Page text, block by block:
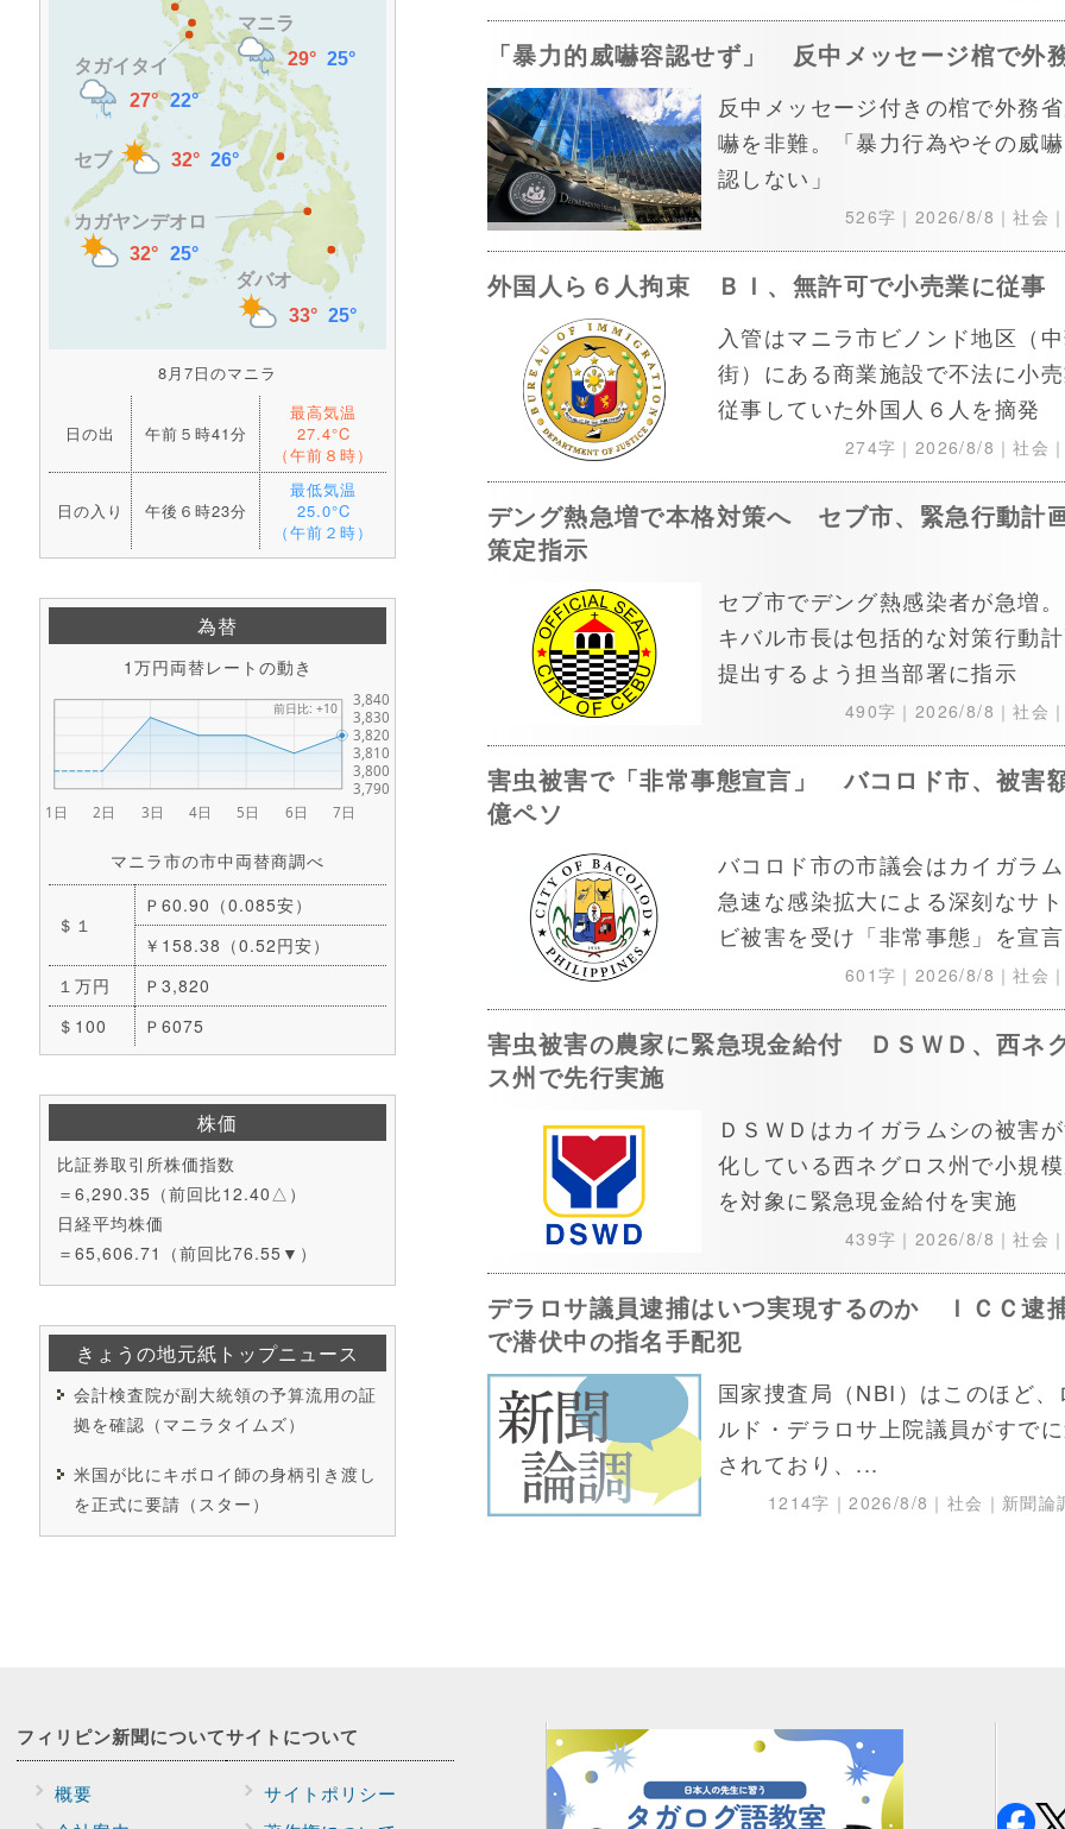
8月7日のマニラ
日の出 午前５時41分
最高気温
27.4°C
（午前８時）
日の入り 午後６時23分
最低気温
25.0°C
（午前２時）
為替
1万円両替レートの動き
マニラ市の市中両替商調べ
＄１
Ｐ60.90（0.085安）
￥158.38（0.52円安）
１万円
Ｐ3,820
＄100
Ｐ6075
株価
比証券取引所株価指数
＝6,290.35（前回比12.40△）
日経平均株価
＝65,606.71（前回比76.55▼）
きょうの地元紙トップニュース
会計検査院が副大統領の予算流用の証
拠を確認（マニラタイムズ）
米国が比にキボロイ師の身柄引き渡し
を正式に要請（スター）
「暴力的威嚇容認せず」 反中メッセージ棺で外
反中メッセージ付きの棺で外務
嚇を非難。「暴力行為やその威
認しない」
526字｜ 2026/8/8 ｜社会｜
外国人ら６人拘束 ＢＩ、無許可で小売業に従事
入管はマニラ市ビノンド地区（
街）にある商業施設で不法に小
従事していた外国人６人を摘発
274字｜ 2026/8/8 ｜社会｜
デング熱急増で本格対策へ セブ市、緊急行動計
策定指示
セブ市でデング熱感染者が急増
キバル市長は包括的な対策行動
提出するよう担当部署に指示
490字｜ 2026/8/8 ｜社会｜
害虫被害で「非常事態宣言」 バコロド市、被害
億ペソ
バコロド市の市議会はカイガラ
急速な感染拡大による深刻なサ
ビ被害を受け「非常事態」を宣言
601字｜ 2026/8/8 ｜社会｜
害虫被害の農家に緊急現金給付 ＤＳＷＤ、西ネ
ス州で先行実施
ＤＳＷＤはカイガラムシの被害
化している西ネグロス州で小規
を対象に緊急現金給付を実施
439字｜ 2026/8/8 ｜社会｜
デラロサ議員逮捕はいつ実現するのか ＩＣＣ逮
で潜伏中の指名手配犯
国家捜査局（NBI）はこのほど、
ルド・デラロサ上院議員がすで
されており、...
1214字｜2026/8/8 ｜社会｜新聞論
フィリピン新聞について
概要
サイトについて
サイトポリシー